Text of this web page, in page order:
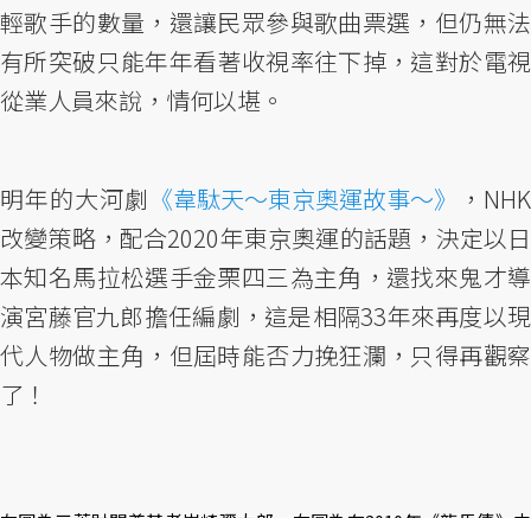
輕歌手的數量，還讓民眾參與歌曲票選，但仍無法
有所突破只能年年看著收視率往下掉，這對於電視
從業人員來說，情何以堪。
明年的大河劇 《韋駄天～東京奧運故事～》
，NHK
改變策略，配合2020年東京奧運的話題，決定以日
本知名馬拉松選手金栗四三為主角，還找來鬼才導
演宮藤官九郎擔任編劇，這是相隔33年來再度以現
代人物做主角，但屆時能否力挽狂瀾，只得再觀察
了！